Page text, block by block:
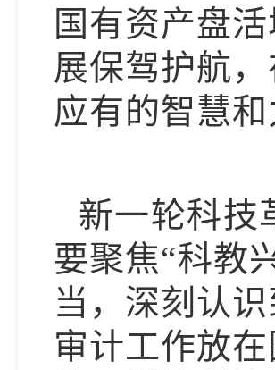
国有资产盘
展保驾护航
应有的智慧和
新一轮科技
要聚焦“科教
当，深刻认
审计工作放